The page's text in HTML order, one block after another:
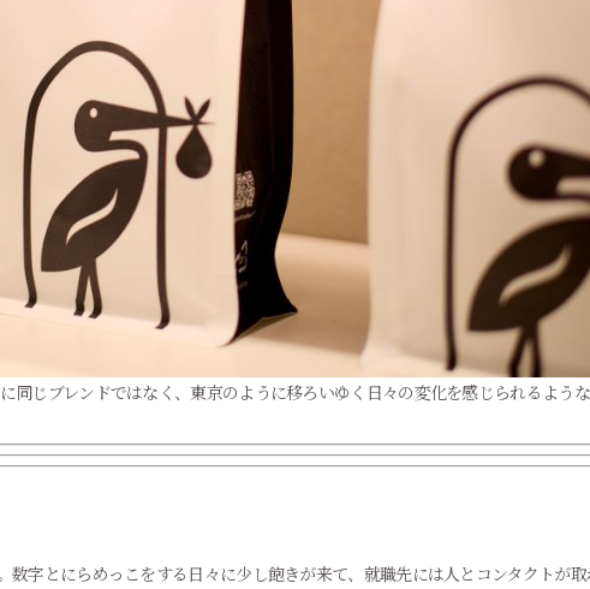
同じブレンドではなく、東京のように移ろいゆく日々の変化を感じられるよう
数字とにらめっこをする日々に少し飽きが来て、就職先には人とコンタクトが